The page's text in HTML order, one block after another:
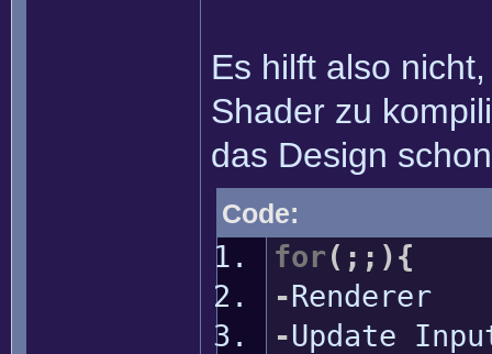
Es hilft also
Shader zu
das Design
Code:
for( ;; ){
-Renderer
-Update